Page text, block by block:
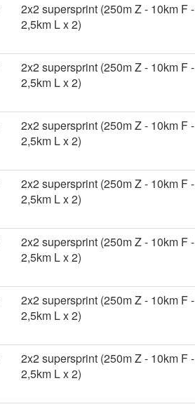
2x2 supersprint (250m Z - 10km F -
2,5km L x 2)
2x2 supersprint (250m Z - 10km F -
2,5km L x 2)
2x2 supersprint (250m Z - 10km F -
2,5km L x 2)
2x2 supersprint (250m Z - 10km F -
2,5km L x 2)
2x2 supersprint (250m Z - 10km F -
2,5km L x 2)
2x2 supersprint (250m Z - 10km F -
2,5km L x 2)
2x2 supersprint (250m Z - 10km F -
2,5km L x 2)